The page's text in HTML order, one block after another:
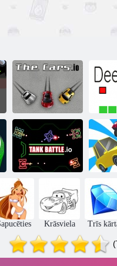
Automašīnas. io
Tanku kauja. io
Krāsviela Trīs